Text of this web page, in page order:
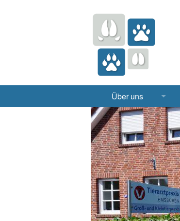
Über uns
Praxis
Apotheke
Labor
Notdienst
Jobs & Praktikum